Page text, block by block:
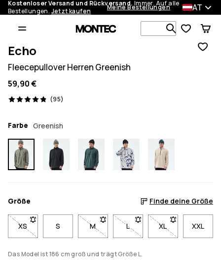
Kostenloser Versand und Rückversand. Immer. Auf alle
Bestellungen. Jetzt kaufen Meine Bestellungen AT
Echo
Fleecepullover Herren Greenish
59,90 €
(95)
95 Reviews, 4.9/5
Farbe Greenish
Größe Finde deine Größe
XS- Größe XS nicht verfügbar. Klicke, um benachrichtigt zu
S M- Größe M nicht verfügbar. Klicke, um
L- Größe L nicht verfügbar.
XL- Größe XL nicht
XXL
Das Model ist 186 cm groß und trägt Größe L.